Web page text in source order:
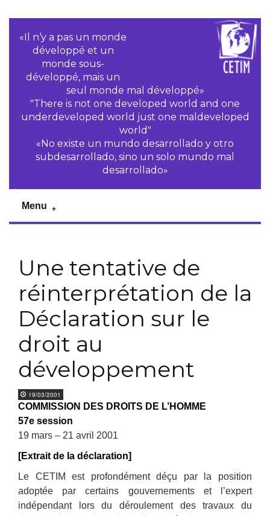
«Il n‘y a pas un monde
développé et un
monde sous-
développé, mais un
seul monde mal développé»
"There is not one developed world and one
underdeveloped world just one maldeveloped
world"
«No existe un mundo desarrollado y otro
subdesarrollado, sino un solo mundo mal
desarrollado»
Menu
Une tentative de
réinterprétation de la
Déclaration sur le
droit au
développement
19/03/2001
COMMISSION DES DROITS DE L’HOMME
57e session
19 mars – 21 avril 2001
[Extrait de la déclaration]
Le CETIM est profondément déçu par la position
adoptée par certains gouvernements et l’expert
indépendant lors du déroulement des travaux du